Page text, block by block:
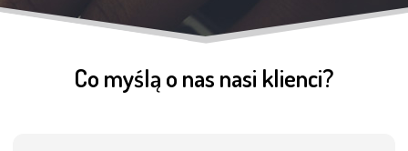
Co myślą o nas nasi klienci?